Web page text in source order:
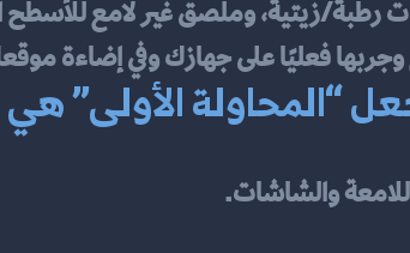
“المحاولة الأولى” هي
والشاشات.